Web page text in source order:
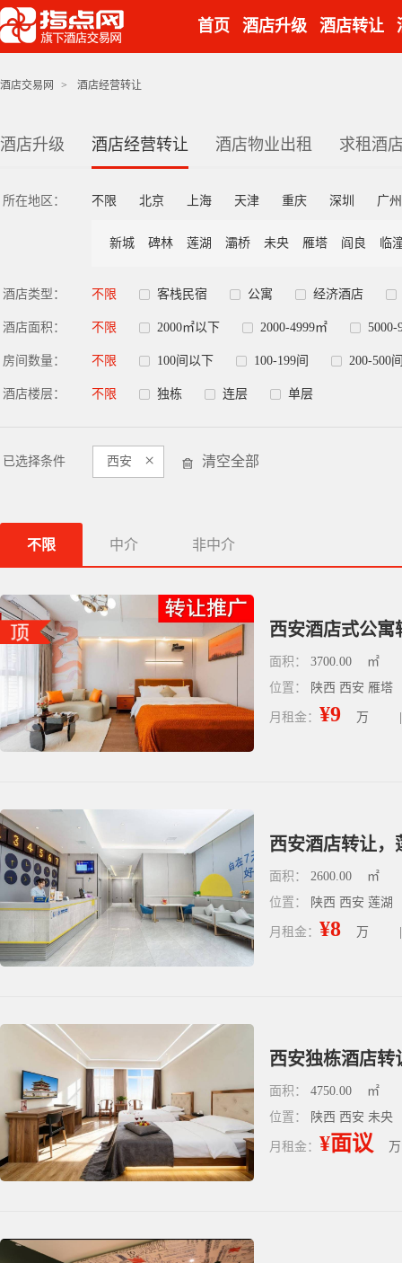
首页 酒店升级 酒店转让
酒店交易网 > 酒店经营转让
酒店升级 酒店经营转让 酒店物业出租 求租酒
所在地区： 不限 北京 上海 天津 重庆 深圳 广州
新城 碑林 莲湖 灞桥 未央 雁塔 阎良 临
酒店类型： 不限 客栈民宿 公寓 经济酒店
酒店面积： 不限 2000㎡以下 2000-4999㎡ 5000-
房间数量： 不限 100间以下 100-199间 200-500
酒店楼层： 不限 独栋 连层 单层
已选择条件 西安 × 清空全部
不限 中介 非中介
西安酒店式公寓
面积： 3700.00
㎡
位置：
陕西 西安 雁塔
月租金： ¥9 万
西安酒店转让，
面积： 2600.00
㎡
位置：
陕西 西安 莲湖
月租金： ¥8 万
面积： 4750.00
㎡
位置：
陕西 西安 未央
月租金： ¥面议 万